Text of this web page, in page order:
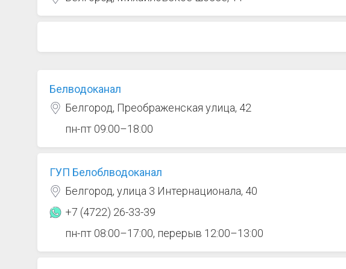
Белводоканал
Белгород, Преображенская улица, 42
пн-пт 09:00–18:00
ГУП Белоблводоканал
Белгород, улица 3 Интернационала, 40
+7 (4722) 26-33-39
пн-пт 08:00–17:00, перерыв 12:00–13:00